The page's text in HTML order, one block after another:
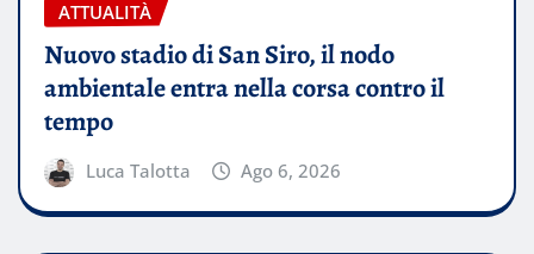
ATTUALITÀ
Nuovo stadio di San Siro, il nodo
ambientale entra nella corsa contro il
tempo
Luca Talotta Ago 6, 2026